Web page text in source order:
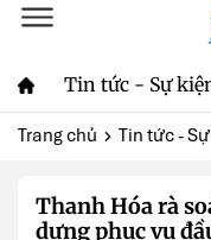
Tin tức - Sự
Trang chủ Tin tức -
Thanh Hóa rà
dựng phục vụ